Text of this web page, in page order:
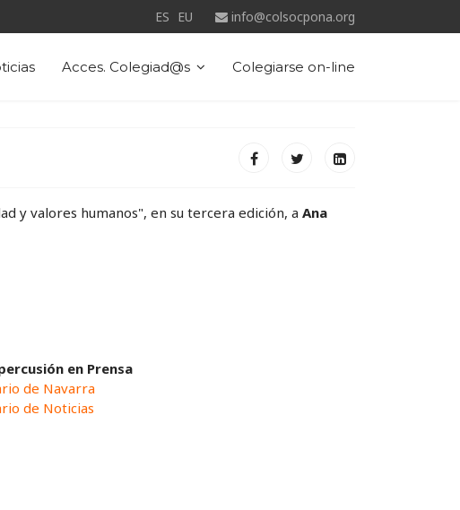
ES EU info@colsocpona.org
Acces. Colegiad@s Colegiarse on-line
y valores humanos", en su tercera edición, a Ana
en Prensa
de Navarra
de Noticias